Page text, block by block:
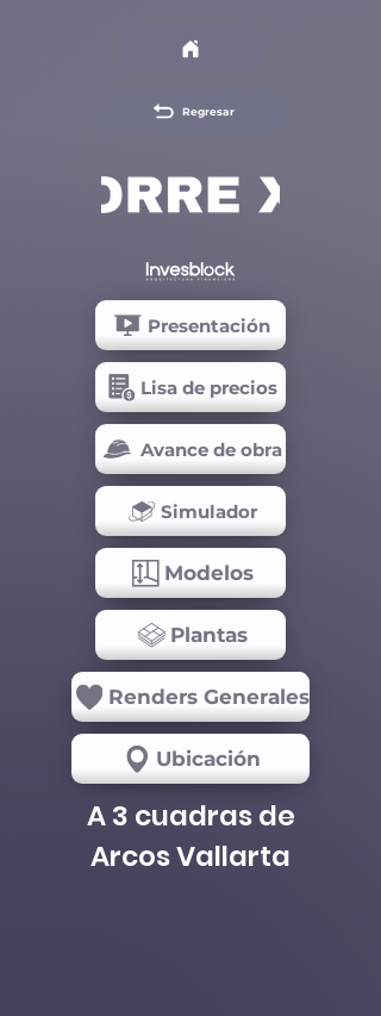
Regresar
Presentación
Lisa de precios
Avance de obra
Simulador
Modelos
Plantas
Renders Generales
Ubicación
A 3 cuadras de
Arcos Vallarta